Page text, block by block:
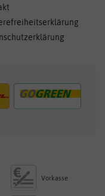
Vorkasse